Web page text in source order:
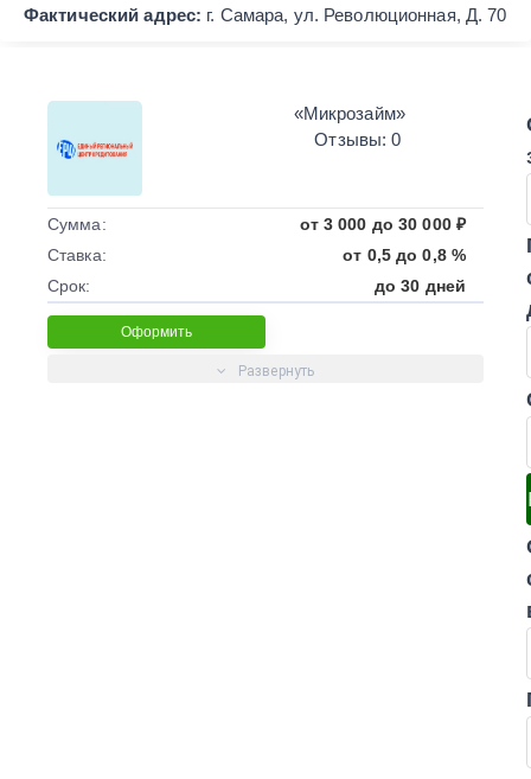
Фактический адрес: г. Самара, ул. Революционная, Д. 70
«Микрозайм»
Отзывы: 0
Сумма:
от 3 000 до 30 000 ₽
Ставка:
от 0,5 до 0,8 %
Срок:
до 30 дней
Оформить